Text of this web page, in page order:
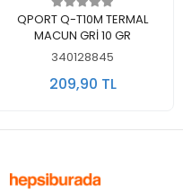
Sepete Ekle
QPORT Q-T10M TERMAL
MACUN GRİ 10 GR
340128845
209,90 TL